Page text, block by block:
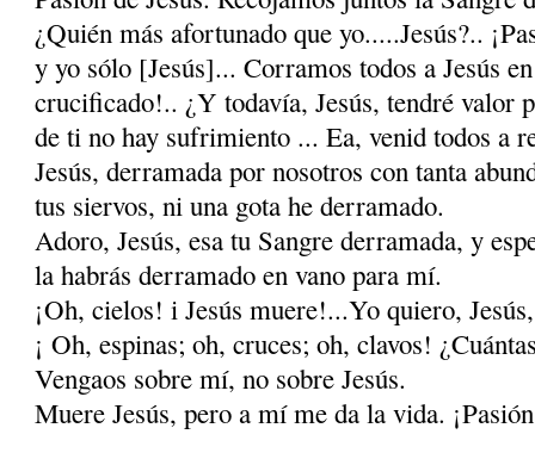
¿Quién más afortunado que yo.....Jesús?..
y yo sólo [Jesús]... Corramos todos a Jesús
crucificado!.. ¿Y todavía, Jesús, tendré va­lor
de ti no hay sufrimiento ... Ea, venid todos a
Jesús, derramada por nosotros con tanta
tus siervos, ni una gota he derramado.
Adoro, Jesús, esa tu Sangre derramada, y
la habrás derramado en vano para mí.
¡Oh, cielos! i Jesús muere!...Yo quiero,
¡ Oh, espinas; oh, cruces; oh, clavos!
Vengaos sobre mí, no sobre Jesús.
Muere Jesús, pero a mí me da la vida.